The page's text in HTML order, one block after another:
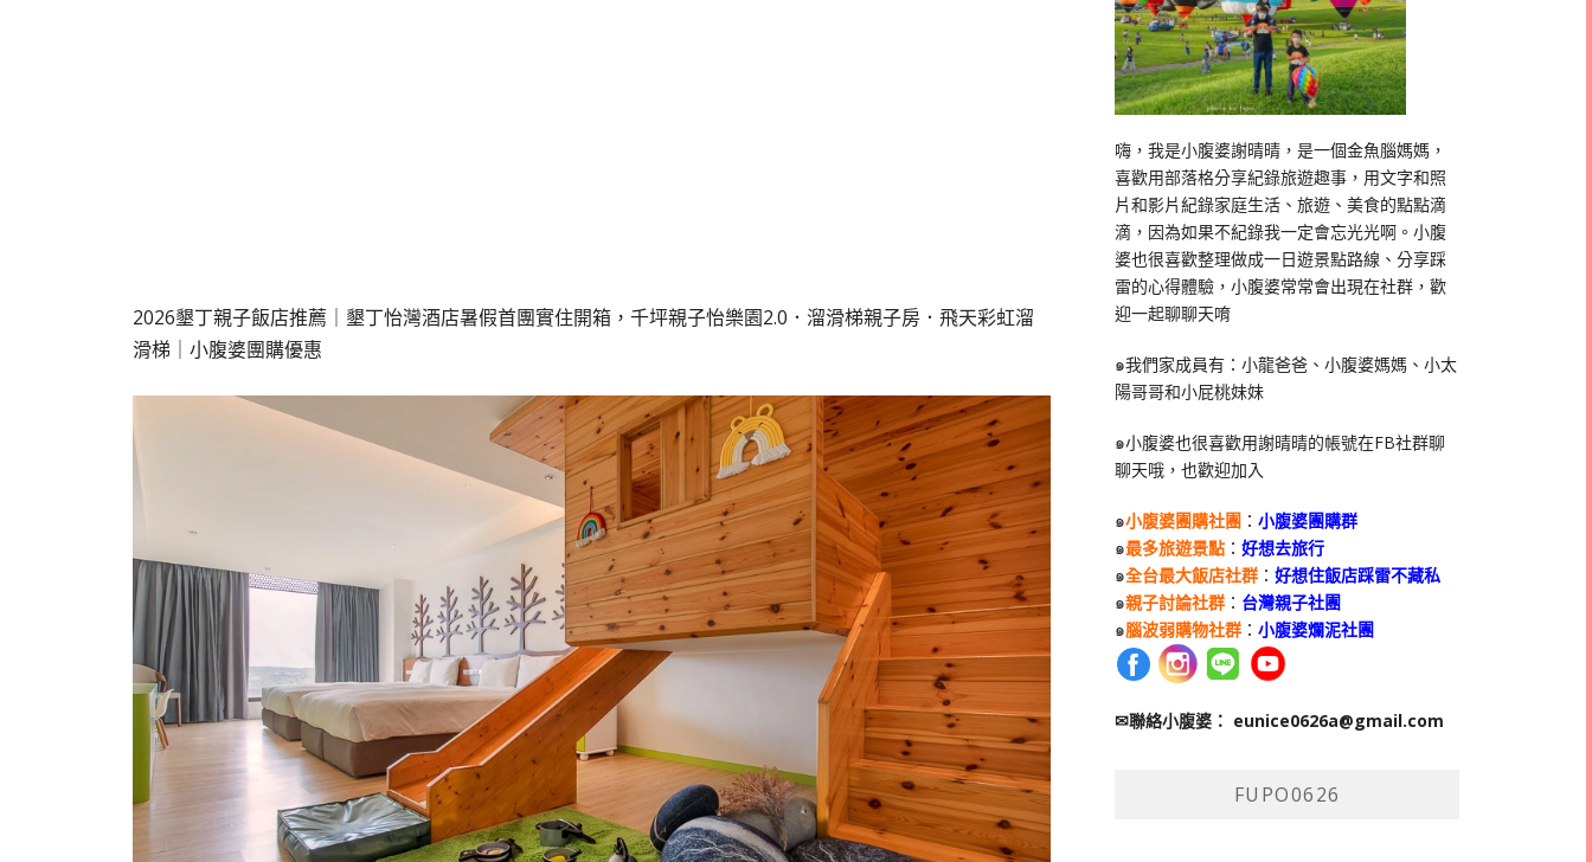
2026墾丁親子飯店推薦｜墾丁怡灣酒店暑假首團實住開箱，千坪親子怡樂園2.0．溜滑梯親子房．飛天彩虹溜
滑梯｜小腹婆團購優惠
嗨，我是小腹婆謝晴晴，是一個金魚腦媽媽，
喜歡用部落格分享紀錄旅遊趣事，用文字和照
片和影片紀錄家庭生活、旅遊、美食的點點滴
滴，因為如果不紀錄我一定會忘光光啊。小腹
婆也很喜歡整理做成一日遊景點路線、分享踩
雷的心得體驗，小腹婆常常會出現在社群，歡
迎一起聊聊天唷
๑我們家成員有：小龍爸爸、小腹婆媽媽、小太
陽哥哥和小屁桃妹妹
๑小腹婆也很喜歡用謝晴晴的帳號在FB社群聊
聊天哦，也歡迎加入
๑小腹婆團購社團 ：小腹婆團購群
๑最多旅遊景點 ：好想去旅行
๑全台最大飯店社群 ：好想住飯店踩雷不藏私
๑親子討論社群 ： 台灣親子社團
๑腦波弱購物社群 ：小腹婆爛泥社團
✉聯絡小腹婆： eunice0626a@gmail.com
FUPO0626